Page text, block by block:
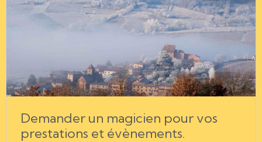
Demander un magicien pour vos
prestations et évènements.